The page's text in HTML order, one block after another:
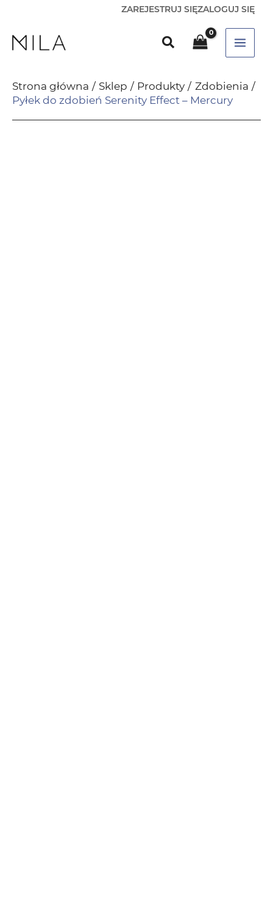
ZAREJESTRUJ SIĘZALOGUJ SIĘ
Strona główna Sklep Produkty
Zdobienia
Pyłek do zdobień Serenity Effect – Mercury